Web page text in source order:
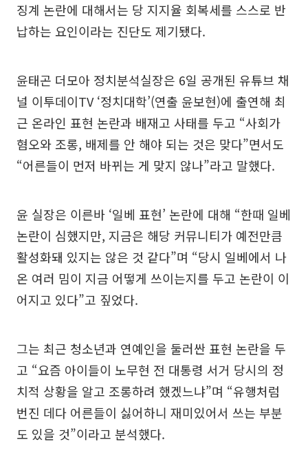
징계 논란에 대해서는 당 지지율 회복세를 스스로 반
납하는 요인이라는 진단도 제기됐다.
윤태곤 더모아 정치분석실장은 6일 공개된 유튜브 채
널 이투데이TV ‘정치대학’(연출 윤보현)에 출연해 최
근 온라인 표현 논란과 배재고 사태를 두고 “사회가
혐오와 조롱, 배제를 안 해야 되는 것은 맞다”면서도
“어른들이 먼저 바뀌는 게 맞지 않나”라고 말했다.
윤 실장은 이른바 ‘일베 표현’ 논란에 대해 “한때 일베
논란이 심했지만, 지금은 해당 커뮤니티가 예전만큼
활성화돼 있지는 않은 것 같다”며 “당시 일베에서 나
온 여러 밈이 지금 어떻게 쓰이는지를 두고 논란이 이
어지고 있다”고 짚었다.
그는 최근 청소년과 연예인을 둘러싼 표현 논란을 두
고 “요즘 아이들이 노무현 전 대통령 서거 당시의 정
치적 상황을 알고 조롱하려 했겠느냐”며 “유행처럼
번진 데다 어른들이 싫어하니 재미있어서 쓰는 부분
도 있을 것”이라고 분석했다.